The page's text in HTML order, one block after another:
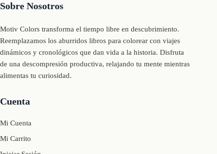
Sobre Nosotros
Motiv Colors transforma el tiempo libre en descubrimiento.
Reemplazamos los aburridos libros para colorear con viajes
dinámicos y cronológicos que dan vida a la historia. Disfruta
de una descompresión productiva, relajando tu mente mientras
alimentas tu curiosidad.
Cuenta
Mi Cuenta
Mi Carrito